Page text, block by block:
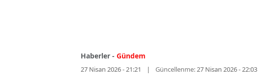
Haberler - Gündem
27 Nisan 2026 - 21:21 Güncellenme:27 Nisan 2026 - 22:03